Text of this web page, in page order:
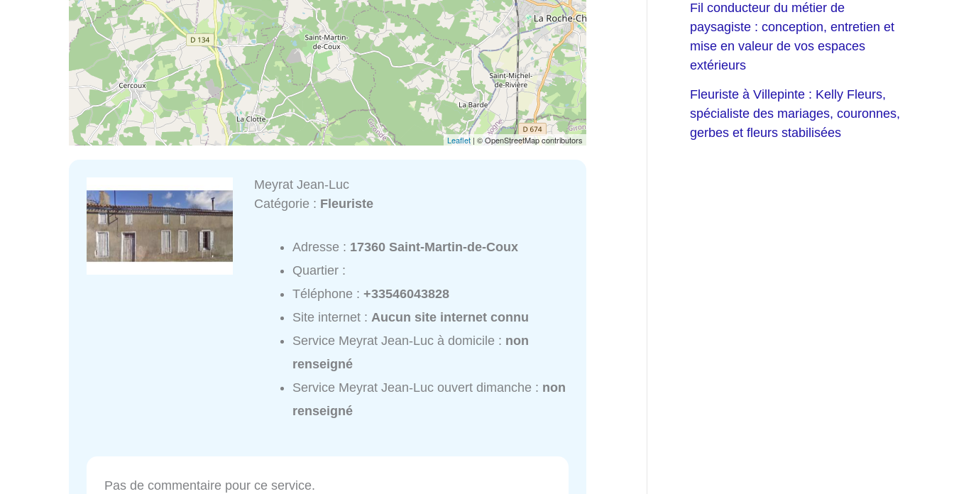
Leaflet | © OpenStreetMap contributors
Meyrat Jean-Luc
Catégorie : Fleuriste
Adresse : 17360 Saint-Martin-de-Coux
Quartier :
Téléphone :+33546043828
Site internet :Aucun site internet connu
Service Meyrat Jean-Luc à domicile : non
renseigné
Service Meyrat Jean-Luc ouvert dimanche : non
renseigné
Pas de commentaire pour ce service.
Fil conducteur du métier de
paysagiste : conception, entretien et
mise en valeur de vos espaces
extérieurs
Fleuriste à Villepinte : Kelly Fleurs,
spécialiste des mariages, couronnes,
gerbes et fleurs stabilisées